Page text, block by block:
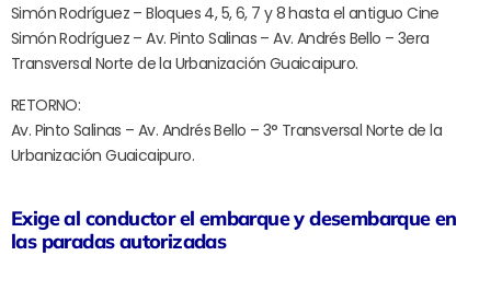
Simón Rodríguez – Bloques 4, 5, 6, 7 y 8 hasta el antiguo Cine
Simón Rodríguez – Av. Pinto Salinas – Av. Andrés Bello – 3era
Transversal Norte de la Urbanización Guaicaipuro.
RETORNO:
Av. Pinto Salinas – Av. Andrés Bello – 3° Transversal Norte de la
Urbanización Guaicaipuro.
Exige al conductor el embarque y desembarque en
las paradas autorizadas